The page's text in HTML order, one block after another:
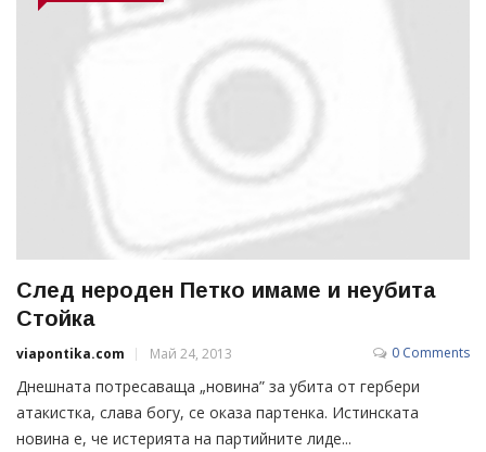
След нероден Петко имаме и неубита
Стойка
viapontika.com Май 24, 2013 0 Comments
Днешната потресаваща „новина” за убита от гербери
атакистка, слава богу, се оказа партенка. Истинската
новина е, че истерията на партийните лиде...